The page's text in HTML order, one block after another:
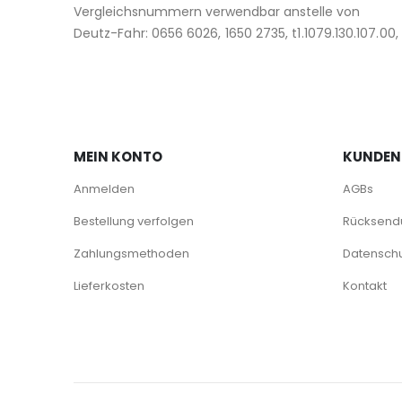
Vergleichsnummern verwendbar anstelle von
Deutz-Fahr: 0656 6026, 1650 2735,
MEIN KONTO
Anmelden
Bestellung verfolgen
Zahlungsmethoden
Lieferkosten
AGBs
Kontakt